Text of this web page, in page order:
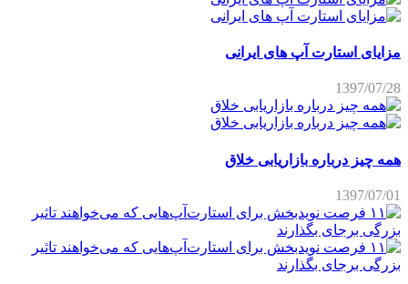
مزایای استارت آپ های ایرانی
1397/07/28
همه چیز درباره بازاریابی خلاق
1397/07/01